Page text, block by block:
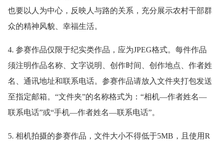
也要以人为中心，反映人与路的关系，充分展示农村干部群
众的精神风貌、幸福生活。
4. 参赛作品仅限于纪实类作品，应为JPEG格式。每件作品
须注明作品名称、文字说明、创作时间、创作地点、作者姓
名、通讯地址和联系电话。参赛作品请放入文件夹打包发送
至指定邮箱。“文件夹”的名称格式为：“相机—作者姓名—
联系电话”或“手机—作者姓名—联系电话”。
5. 相机拍摄的参赛作品，文件大小不得低于5MB，且使用R